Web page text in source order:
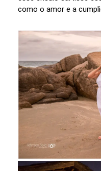
como o amor e a